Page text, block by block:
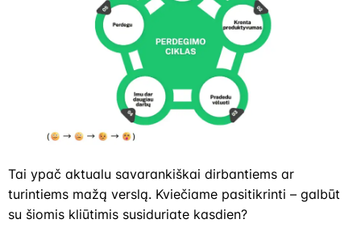
Tai ypač aktualu savarankiškai dirbantiems ar
turintiems mažą verslą. Kviečiame pasitikrinti – galbūt
su šiomis kliūtimis susiduriate kasdien?